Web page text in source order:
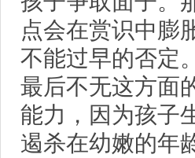
点会在赏识中膨
不能过早的否定
最后不无这方面
能力，因为孩子
遏杀在幼嫩的年